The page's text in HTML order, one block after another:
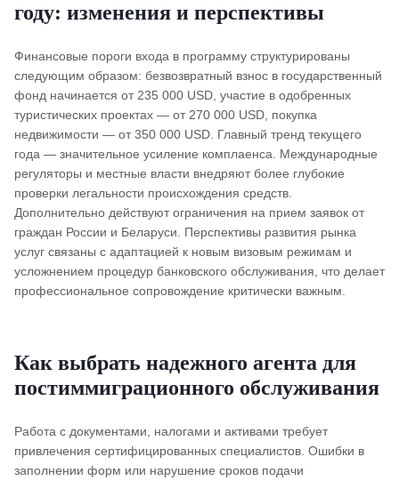
году: изменения и перспективы
Финансовые пороги входа в программу структурированы
следующим образом: безвозвратный взнос в государственный
фонд начинается от 235 000 USD, участие в одобренных
туристических проектах — от 270 000 USD, покупка
недвижимости — от 350 000 USD. Главный тренд текущего
года — значительное усиление комплаенса. Международные
регуляторы и местные власти внедряют более глубокие
проверки легальности происхождения средств.
Дополнительно действуют ограничения на прием заявок от
граждан России и Беларуси. Перспективы развития рынка
услуг связаны с адаптацией к новым визовым режимам и
усложнением процедур банковского обслуживания, что делает
профессиональное сопровождение критически важным.
Как выбрать надежного агента для
постиммиграционного обслуживания
Работа с документами, налогами и активами требует
привлечения сертифицированных специалистов. Ошибки в
заполнении форм или нарушение сроков подачи